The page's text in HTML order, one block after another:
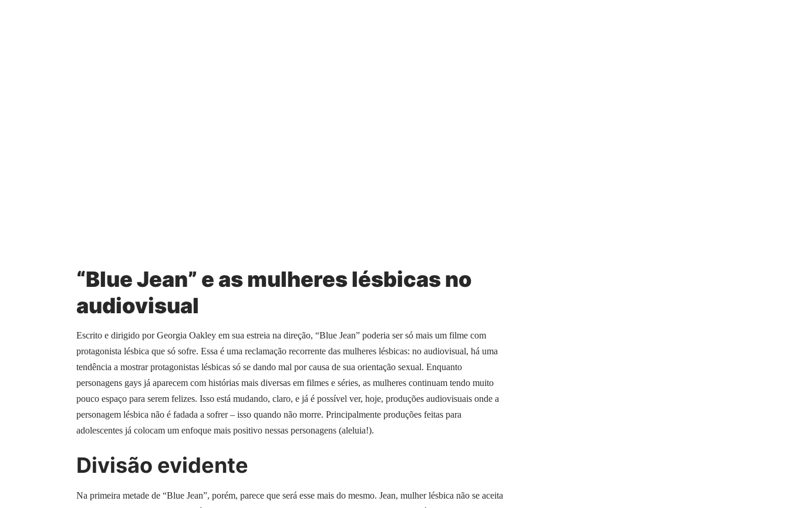
“Blue Jean” e as mulheres lésbicas no
audiovisual
Escrito e dirigido por Georgia Oakley em sua estreia na direção, “Blue Jean” poderia ser só mais um filme com
protagonista lésbica que só sofre. Essa é uma reclamação recorrente das mulheres lésbicas: no audiovisual, há uma
tendência a mostrar protagonistas lésbicas só se dando mal por causa de sua orientação sexual. Enquanto
personagens gays já aparecem com histórias mais diversas em filmes e séries, as mulheres continuam tendo muito
pouco espaço para serem felizes. Isso está mudando, claro, e já é possível ver, hoje, produções audiovisuais onde a
personagem lésbica não é fadada a sofrer – isso quando não morre. Principalmente produções feitas para
adolescentes já colocam um enfoque mais positivo nessas personagens (aleluia!).
Divisão evidente
Na primeira metade de “Blue Jean”, porém, parece que será esse mais do mesmo. Jean, mulher lésbica não se aceita